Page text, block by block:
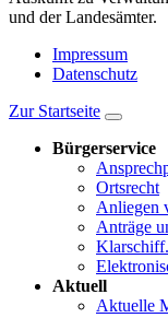
und der Landesämter.
Impressum
Datenschutz
Zur Startseite
Bürgerservice
Ortsrecht
Anliegen
Anträge
Aktuell
Aktuelle